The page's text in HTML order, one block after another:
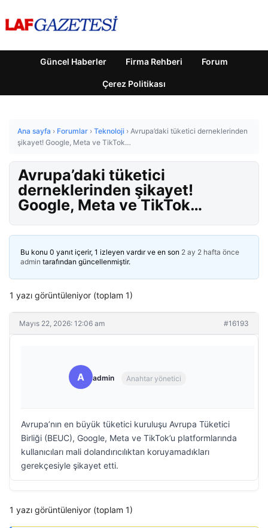
Güncel Haberler Firma Rehberi Forum
Çerez Politikası
Ana sayfa › Forumlar › Teknoloji › Avrupa’daki tüketici derneklerinden
şikayet! Google, Meta ve TikTok…
Avrupa’daki tüketici
derneklerinden şikayet!
Google, Meta ve TikTok…
Bu konu 0 yanıt içerir, 1 izleyen vardır ve en son 2 ay 2 hafta önce
admin tarafından güncellenmiştir.
1 yazı görüntüleniyor (toplam 1)
Mayıs 22, 2026: 12:06 am #16193
A admin Anahtar yönetici
Avrupa’nın en büyük tüketici kuruluşu Avrupa Tüketici
Birliği (BEUC), Google, Meta ve TikTok’u platformlarında
kullanıcıları mali dolandırıcılıktan koruyamadıkları
gerekçesiyle şikayet etti.
1 yazı görüntüleniyor (toplam 1)